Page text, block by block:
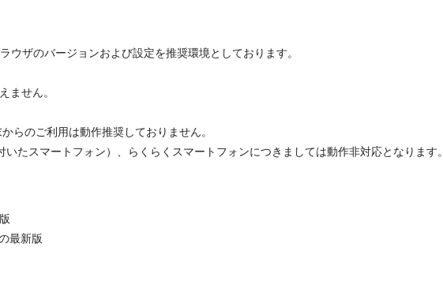
ウザのバージョンおよび設定を推奨環境としております。
ません。
らのご利用は動作推奨しておりません。
たスマートフォン）、らくらくスマートフォンにつきましては動作非対応となります。
最新版